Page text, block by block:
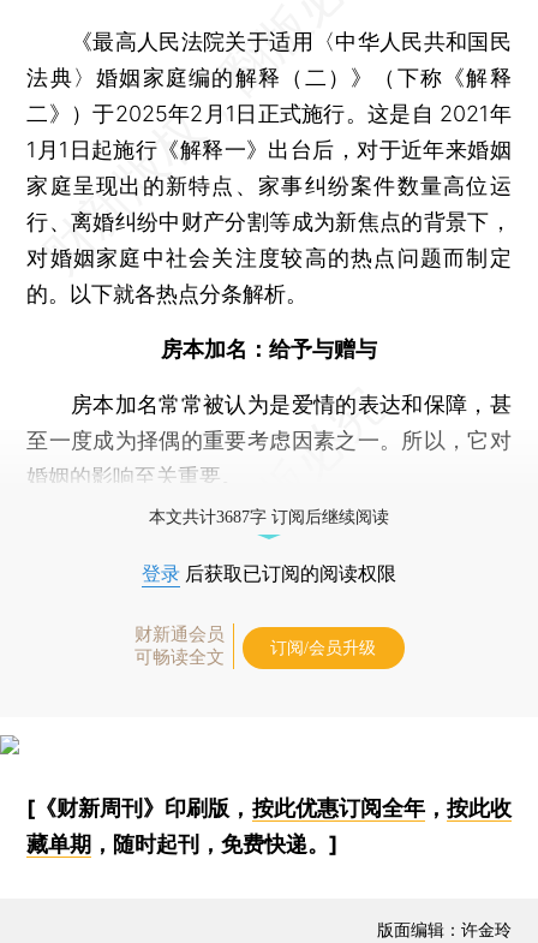
《最高人民法院关于适用〈中华人民共和国民
法典〉婚姻家庭编的解释（二）》（下称《解释
二》）于2025年2月1日正式施行。这是自 2021年
1月1日起施行《解释一》出台后，对于近年来婚姻
家庭呈现出的新特点、家事纠纷案件数量高位运
行、离婚纠纷中财产分割等成为新焦点的背景下，
对婚姻家庭中社会关注度较高的热点问题而制定
的。以下就各热点分条解析。
房本加名：给予与赠与
房本加名常常被认为是爱情的表达和保障，甚
至一度成为择偶的重要考虑因素之一。所以，它对
婚姻的影响至关重要。
本文共计3687字 订阅后继续阅读
登录 后获取已订阅的阅读权限
财新通会员
可畅读全文
订阅/会员升级
[《财新周刊》印刷版， 按此优惠订阅全年， 按此收
藏单期 ，随时起刊，免费快递。]
版面编辑：许金玲